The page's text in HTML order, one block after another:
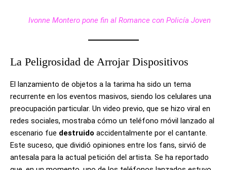
Ivonne Montero pone fin al Romance con Policía Joven
La Peligrosidad de Arrojar Dispositivos
El lanzamiento de objetos a la tarima ha sido un tema
recurrente en los eventos masivos, siendo los celulares una
preocupación particular. Un video previo, que se hizo viral en
redes sociales, mostraba cómo un teléfono móvil lanzado al
escenario fue destruido accidentalmente por el cantante.
Este suceso, que dividió opiniones entre los fans, sirvió de
antesala para la actual petición del artista. Se ha reportado